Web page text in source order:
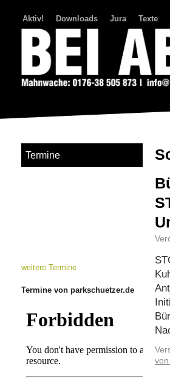
Aktiv! Downloads Jura Texte
Termine
weitere Termine
Termine von parkschuetzer.de